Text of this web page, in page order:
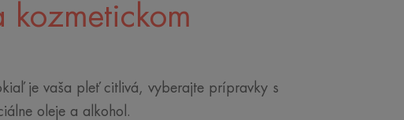
je vaša pleť citlivá, vyberajte prípravky s
oleje a alkohol.